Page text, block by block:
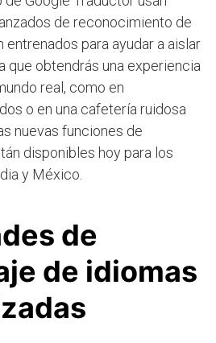
de reconocimiento de
entrenados para ayudar a aislar
que obtendrás una experiencia
real, como en
o en una cafetería ruidosa
nuevas funciones de
disponibles hoy para los
y México.
de
de idiomas